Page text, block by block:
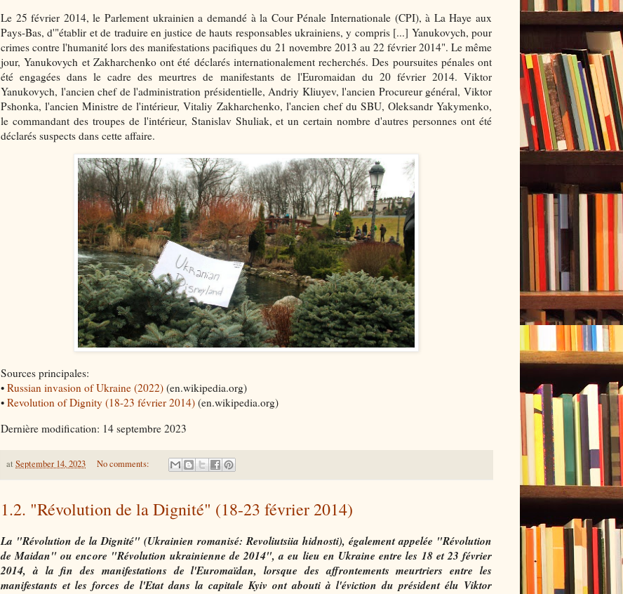
Le 25 février 2014, le Parlement ukrainien a demandé à la Cour Pénale Internationale (CPI), à La Haye aux
Pays-Bas, d'"établir et de traduire en justice de hauts responsables ukrainiens, y compris [...] Yanukovych, pour
crimes contre l'humanité lors des manifestations pacifiques du 21 novembre 2013 au 22 février 2014". Le même
jour, Yanukovych et Zakharchenko ont été déclarés internationalement recherchés. Des poursuites pénales ont
été engagées dans le cadre des meurtres de manifestants de l'Euromaidan du 20 février 2014. Viktor
Yanukovych, l'ancien chef de l'administration présidentielle, Andriy Kliuyev, l'ancien Procureur général, Viktor
Pshonka, l'ancien Ministre de l'intérieur, Vitaliy Zakharchenko, l'ancien chef du SBU, Oleksandr Yakymenko,
le commandant des troupes de l'intérieur, Stanislav Shuliak, et un certain nombre d'autres personnes ont été
déclarés suspects dans cette affaire.
Sources principales:
• Russian invasion of Ukraine (2022) (en.wikipedia.org)
• Revolution of Dignity (18-23 février 2014) (en.wikipedia.org)
Dernière modification: 14 septembre 2023
at September 14, 2023 No comments:
1.2. "Révolution de la Dignité" (18-23 février 2014)
La "Révolution de la Dignité" (Ukrainien romanisé: Revoliutsiia hidnosti), également appelée "Révolution
de Maidan" ou encore "Révolution ukrainienne de 2014", a eu lieu en Ukraine entre les 18 et 23 février
2014, à la fin des manifestations de l'Euromaïdan, lorsque des affrontements meurtriers entre les
manifestants et les forces de l'Etat dans la capitale Kyiv ont abouti à l'éviction du président élu Viktor